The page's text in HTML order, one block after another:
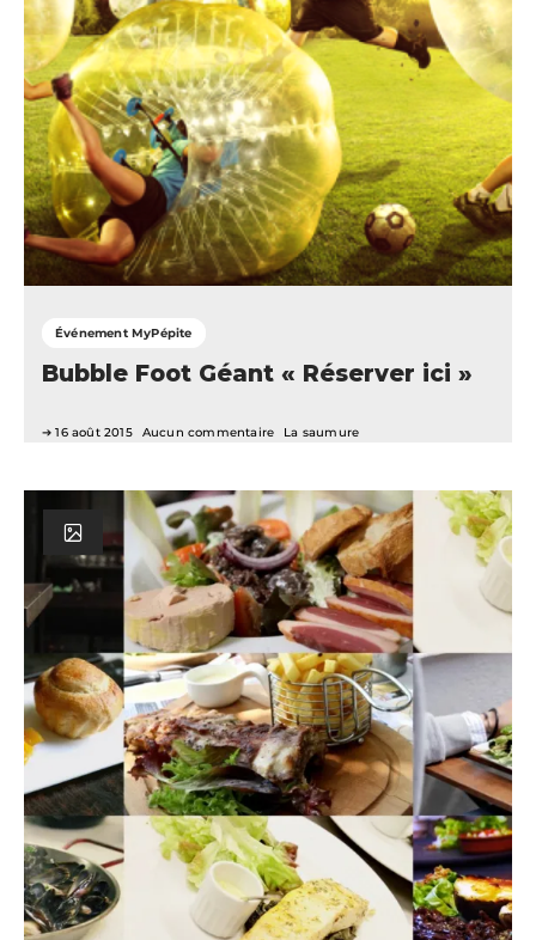
Événement MyPépite
Bubble Foot Géant « Réserver ici »
16 août 2015 Aucun commentaire La saumure